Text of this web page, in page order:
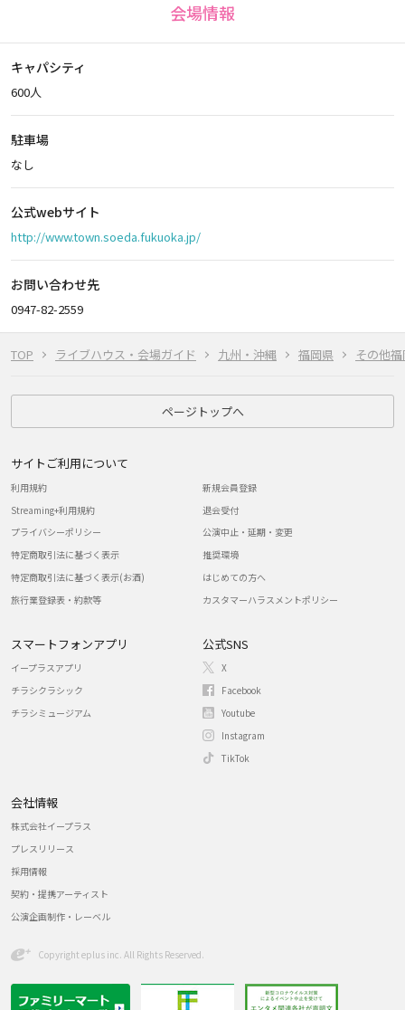
TOP ライブハウス・会場ガイド 九州・沖縄 福岡県 その他
会場情報
キャパシティ
600人
駐車場
なし
公式webサイト
http://www.town.soeda.fukuoka.jp/
お問い合わせ先
0947-82-2559
ページトップへ
サイトご利用について
利用規約
Streaming+利用規約
プライバシーポリシー
特定商取引法に基づく表示
特定商取引法に基づく表示(お酒)
旅行業登録表・約款等
新規会員登録
退会受付
公演中止・延期・変更
推奨環境
はじめての方へ
カスタマーハラスメントポリシー
スマートフォンアプリ
イープラスアプリ
チラシクラシック
チラシミュージアム
公式SNS
X
Facebook
Youtube
Instagram
TikTok
会社情報
株式会社イープラス
プレスリリース
採用情報
契約・提携アーティスト
公演企画制作・レーベル
Copyright eplus inc. All Rights Reserved.